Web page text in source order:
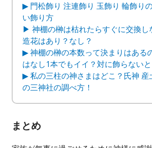
▶ 門松飾り 注連飾り 玉飾り 輪飾り
い飾り方
▶ 神棚の榊は枯れたらすぐに交換し
造花はあり？なし？
▶ 神棚の榊の本数って決まりはある
はなし1本でもイイ？対に飾らない
▶ 私の三柱の神さまはどこ？氏神 産
の三神社の調べ方！
まとめ